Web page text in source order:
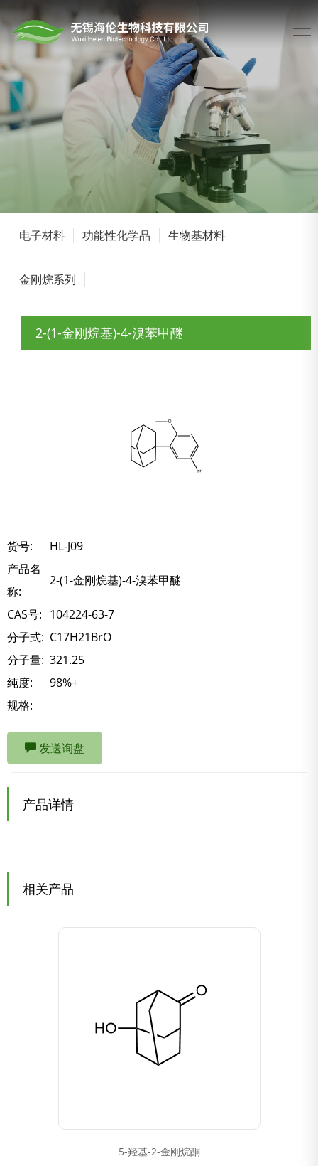
电子材料 功能性化学品 生物基材料
金刚烷系列
2-(1-金刚烷基)-4-溴苯甲醚
货号:
HL-J09
产品名
称:
2-(1-金刚烷基)-4-溴苯甲醚
CAS号: 104224-63-7
分子式: C17H21BrO
分子量: 321.25
纯度:
98%+
规格:
发送询盘
产品详情
相关产品
5-羟基-2-金刚烷酮